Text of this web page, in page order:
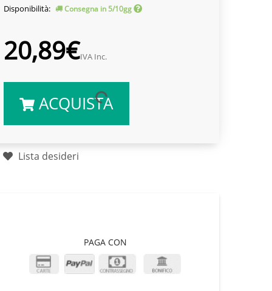
Disponibilità:
Consegna in 5/10gg
20,89€IVA Inc.
ACQUISTA
Lista desideri
PAGA CON